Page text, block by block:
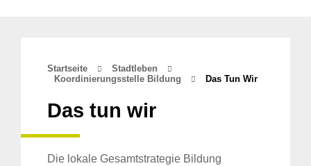
Startseite
Stadtleben
Koordinierungsstelle Bildung
Das Tun Wir
Das tun wir
Die lokale Gesamtstrategie Bildung